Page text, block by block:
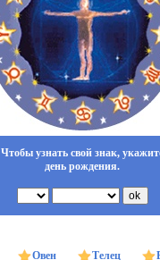
Чтобы узнать свой знак,
день рождения.
Овен Телец